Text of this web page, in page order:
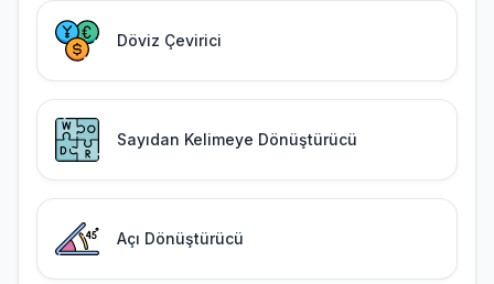
Döviz Çevirici
Sayıdan Kelimeye Dönüştürücü
Açı Dönüştürücü